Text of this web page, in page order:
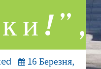
16 Березня,